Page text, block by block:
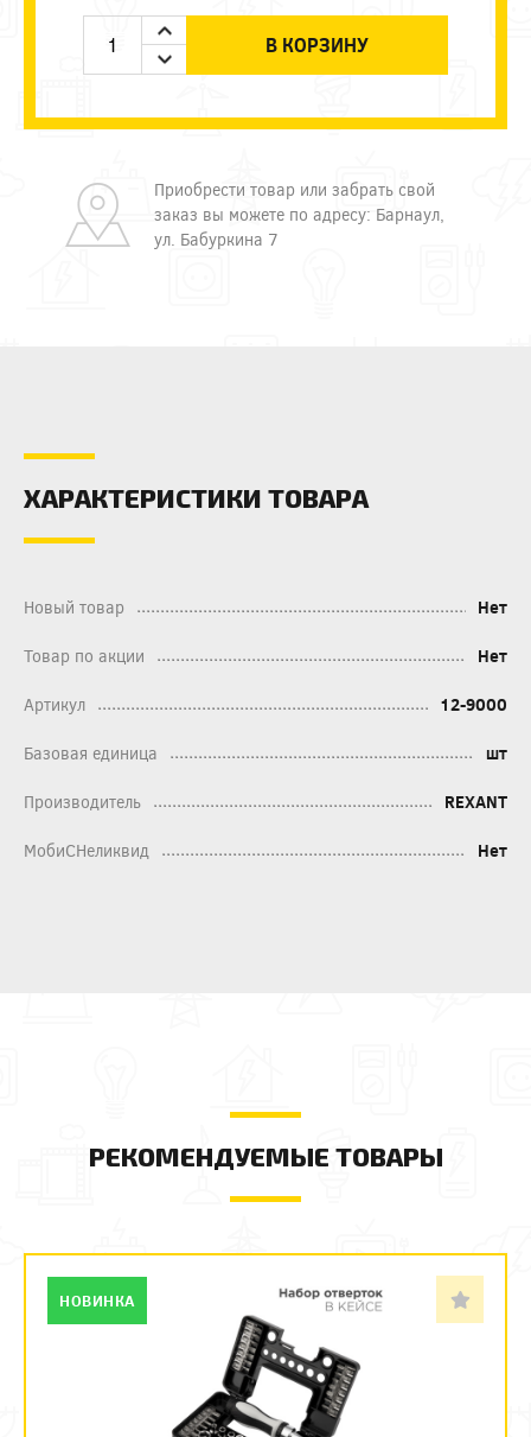
В КОРЗИНУ
Приобрести товар или забрать свой
заказ вы можете по адресу: Барнаул,
ул. Бабуркина 7
ХАРАКТЕРИСТИКИ ТОВАРА
Новый товар Нет
Товар по акции Нет
Артикул 12-9000
Базовая единица шт
Производитель REXANT
МобиСНеликвид Нет
РЕКОМЕНДУЕМЫЕ ТОВАРЫ
НОВИНКА